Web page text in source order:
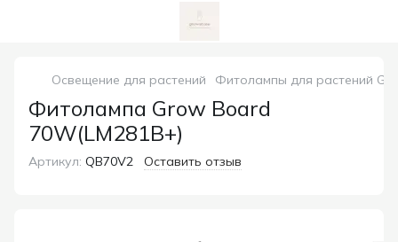
Освещение для растений Фитолампы для растений
Фитолампа Grow Board
70W(LM281B+)
Артикул: QB70V2 Оставить отзыв